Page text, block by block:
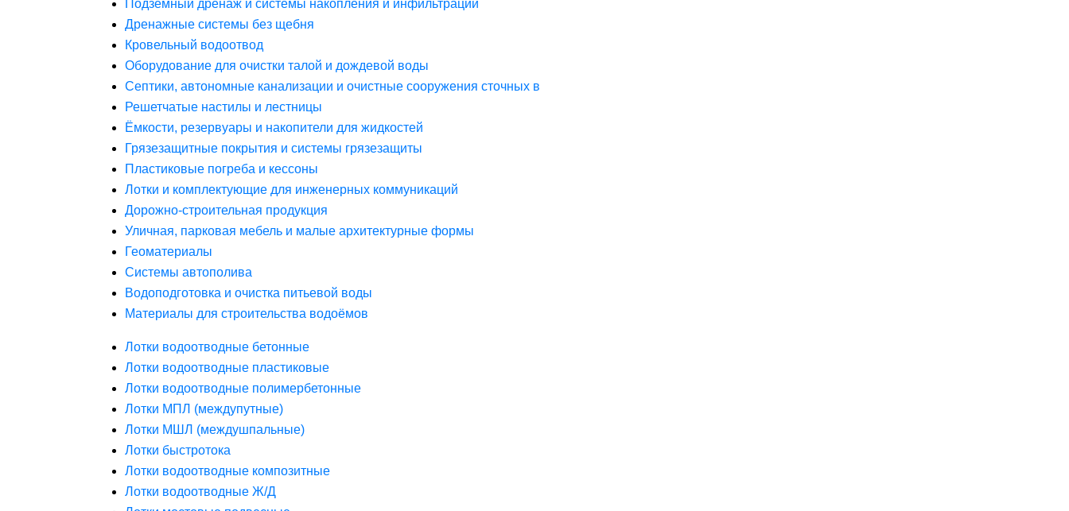
Подземный дренаж и системы накопления и инфильтрации
Дренажные системы без щебня
Кровельный водоотвод
Оборудование для очистки талой и дождевой воды
Септики, автономные канализации и очистные сооружения сточных в
Решетчатые настилы и лестницы
Ёмкости, резервуары и накопители для жидкостей
Грязезащитные покрытия и системы грязезащиты
Пластиковые погреба и кессоны
Лотки и комплектующие для инженерных коммуникаций
Дорожно-строительная продукция
Уличная, парковая мебель и малые архитектурные формы
Геоматериалы
Системы автополива
Водоподготовка и очистка питьевой воды
Материалы для строительства водоёмов
Лотки водоотводные бетонные
Лотки водоотводные пластиковые
Лотки водоотводные полимербетонные
Лотки МПЛ (междупутные)
Лотки МШЛ (междушпальные)
Лотки быстротока
Лотки водоотводные композитные
Лотки водоотводные Ж/Д